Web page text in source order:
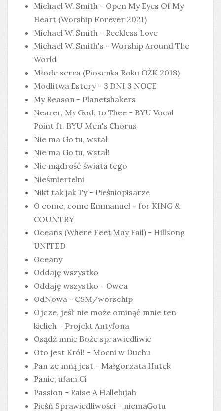
Michael W. Smith - Open My Eyes Of My
Heart (Worship Forever 2021)
Michael W. Smith - Reckless Love
Michael W. Smith's - Worship Around The
World
Młode serca (Piosenka Roku OŻK 2018)
Modlitwa Estery - 3 DNI 3 NOCE
My Reason - Planetshakers
Nearer, My God, to Thee - BYU Vocal
Point ft. BYU Men's Chorus
Nie ma Go tu, wstał
Nie ma Go tu, wstał!
Nie mądrość świata tego
Nieśmiertelni
Nikt tak jak Ty - Pieśniopisarze
O come, come Emmanuel - for KING &
COUNTRY
Oceans (Where Feet May Fail) - Hillsong
UNITED
Oceany
Oddaję wszystko
Oddaję wszystko - Owca
OdNowa - CSM/worschip
Ojcze, jeśli nie może ominąć mnie ten
kielich - Projekt Antyfona
Osądź mnie Boże sprawiedliwie
Oto jest Król! - Mocni w Duchu
Pan ze mną jest - Małgorzata Hutek
Panie, ufam Ci
Passion - Raise A Hallelujah
Pieśń Sprawiedliwości - niemaGotu